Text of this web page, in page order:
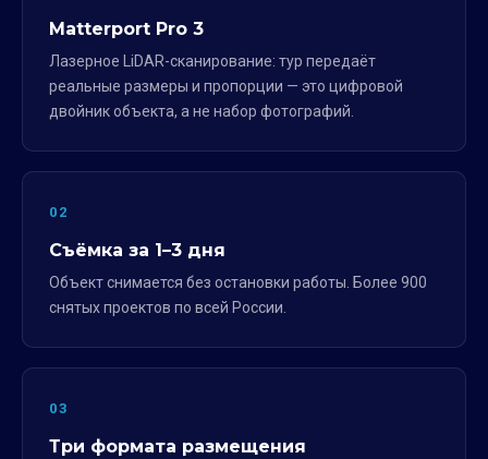
Matterport Pro 3
Лазерное LiDAR-сканирование: тур передаёт
реальные размеры и пропорции — это цифровой
двойник объекта, а не набор фотографий.
02
Съёмка за 1–3 дня
Объект снимается без остановки работы. Более 900
снятых проектов по всей России.
03
Три формата размещения